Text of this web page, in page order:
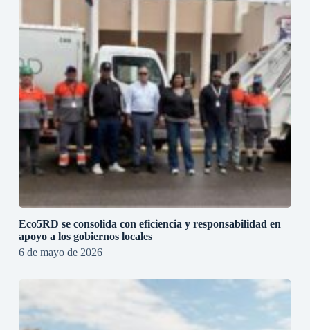
Eco5RD se consolida con eficiencia y responsabilidad en
apoyo a los gobiernos locales
6 de mayo de 2026